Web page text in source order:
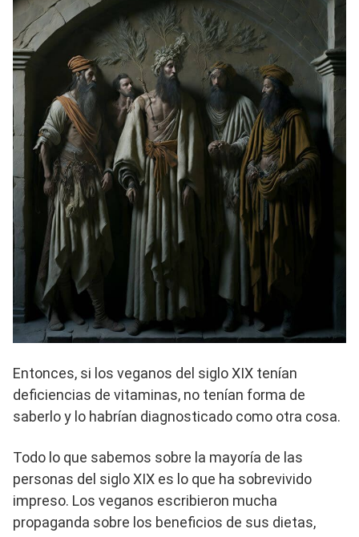
Entonces, si los veganos del siglo XIX tenían
deficiencias de vitaminas, no tenían forma de
saberlo y lo habrían diagnosticado como otra cosa.
Todo lo que sabemos sobre la mayoría de las
personas del siglo XIX es lo que ha sobrevivido
impreso. Los veganos escribieron mucha
propaganda sobre los beneficios de sus dietas,